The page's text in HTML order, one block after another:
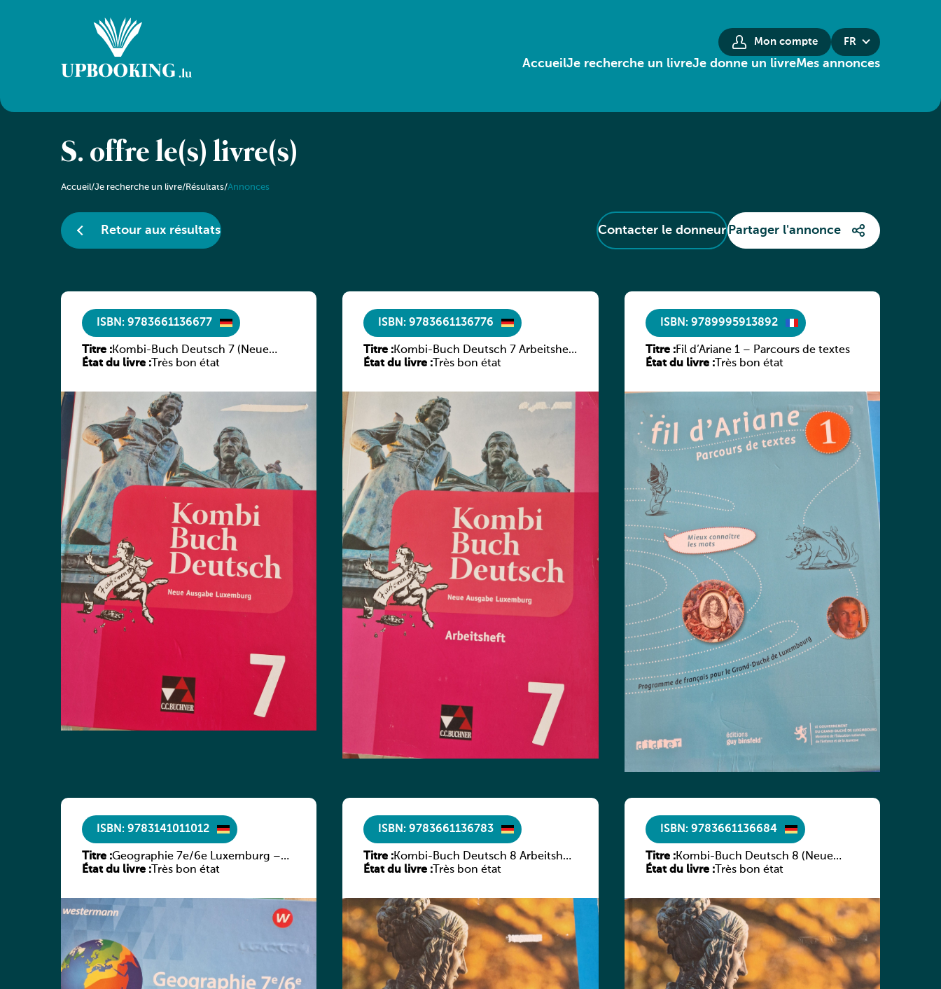
Mon compte FR
AccueilJe recherche un livreJe donne un livreMes annonces
S. offre le(s) livre(s)
Accueil/Je recherche un livre/Résultats/Annonces
Retour aux résultats Contacter le donneur Partager l'annonce
ISBN: 9783661136677
Titre :Kombi-Buch Deutsch 7 (Neue
Ausgabe Luxemburg)
État du livre : Très bon état
ISBN: 9783661136776
Titre :Kombi-Buch Deutsch 7 Arbeitsheft
(Neue Ausgabe Luxemburg)
État du livre : Très bon état
ISBN: 9789995913892
Titre :Fil d’Ariane 1 – Parcours de textes
État du livre :Très bon état
ISBN: 9783141011012
Titre :Geographie 7e/6e Luxemburg –
Diercke Praxis
État du livre : Très bon état
ISBN: 9783661136783
Titre :Kombi-Buch Deutsch 8 Arbeitsheft
(Neue Ausgabe Luxemburg)
État du livre : Très bon état
ISBN: 9783661136684
Titre :Kombi-Buch Deutsch 8 (Neue
Ausgabe Luxemburg)
État du livre :Très bon état